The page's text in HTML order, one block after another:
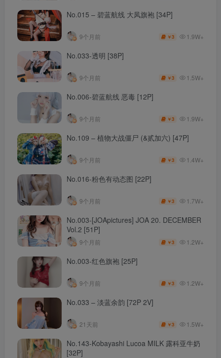
No.015 – 碧蓝航线 大凤旗袍 [34P]
9个月前 ￥3 1.9W+
No.033-透明 [38P]
9个月前 ￥3 1.5W+
No.006-碧蓝航线 恶毒 [12P]
9个月前 ￥3 1.9W+
No.109 – 植物大战僵尸 (&贰加六) [47P]
9个月前 ￥3 1.4W+
No.016-粉色有动态图 [22P]
9个月前 ￥3 1.7W+
No.003-[JOApictures] JOA 20. DECEMBER
Vol.2 [51P]
9个月前 ￥3 1.2W+
No.003-红色旗袍 [25P]
9个月前 ￥3 1.2W+
No.033 – 淡蓝余韵 [72P 2V]
21天前 ￥3 1.5W+
No.143-Kobayashi Lucoa MILK 露科亚牛奶
[32P]